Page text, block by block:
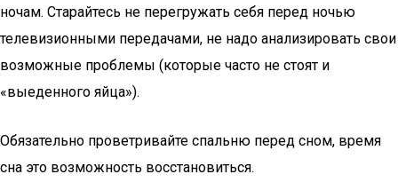
ночам. Старайтесь не перегружать себя перед ночью
телевизионными передачами, не надо анализировать свои
возможные проблемы (которые часто не стоят и
«выеденного яйца»).
Обязательно проветривайте спальню перед сном, время
сна это возможность восстановиться.